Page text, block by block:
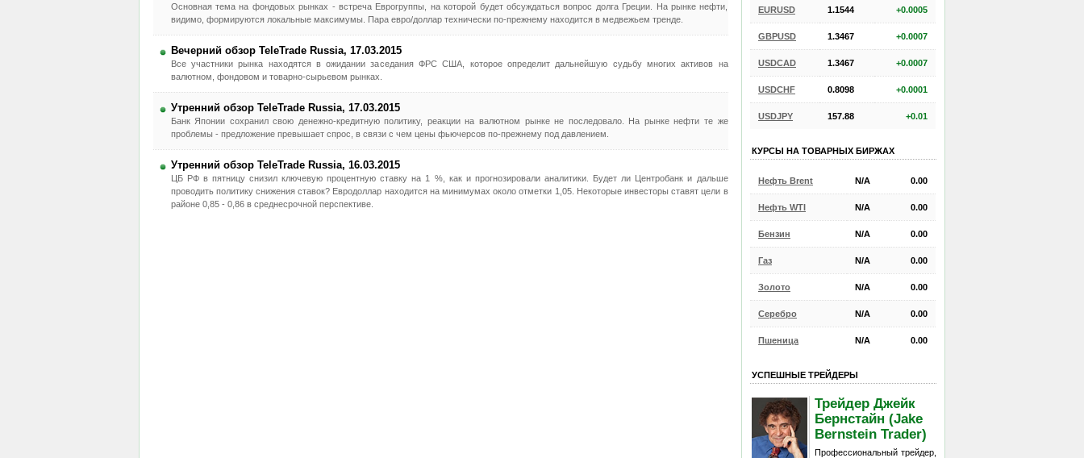
Основная тема на фондовых рынках - встреча Еврогруппы, на которой будет обсуждаться вопрос долга Греции. На рынке нефти,
видимо, формируются локальные максимумы. Пара евро/доллар технически по-прежнему находится в медвежьем тренде.
Вечерний обзор TeleTrade Russia, 17.03.2015
Все участники рынка находятся в ожидании заседания ФРС США, которое определит дальнейшую судьбу многих активов на
валютном, фондовом и товарно-сырьевом рынках.
Утренний обзор TeleTrade Russia, 17.03.2015
Банк Японии сохранил свою денежно-кредитную политику, реакции на валютном рынке не последовало. На рынке нефти те же
проблемы - предложение превышает спрос, в связи с чем цены фьючерсов по-прежнему под давлением.
Утренний обзор TeleTrade Russia, 16.03.2015
ЦБ РФ в пятницу снизил ключевую процентную ставку на 1 %, как и прогнозировали аналитики. Будет ли Центробанк и дальше
проводить политику снижения ставок? Евродоллар находится на минимумах около отметки 1,05. Некоторые инвесторы ставят цели в
районе 0,85 - 0,86 в среднесрочной перспективе.
EURUSD 1.1544 +0.0005
GBPUSD 1.3467 +0.0007
USDCAD 1.3467 +0.0007
USDCHF 0.8098 +0.0001
USDJPY 157.88 +0.01
КУРСЫ НА ТОВАРНЫХ БИРЖАХ
Нефть Brent N/A 0.00
Нефть WTI N/A 0.00
Бензин N/A 0.00
Газ N/A 0.00
Золото N/A 0.00
Серебро N/A 0.00
Пшеница N/A 0.00
УСПЕШНЫЕ ТРЕЙДЕРЫ
Трейдер Джейк
Бернстайн (Jake
Bernstein Trader)
Профессиональный трейдер,